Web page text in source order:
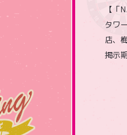
【「
タワ
店、
掲示